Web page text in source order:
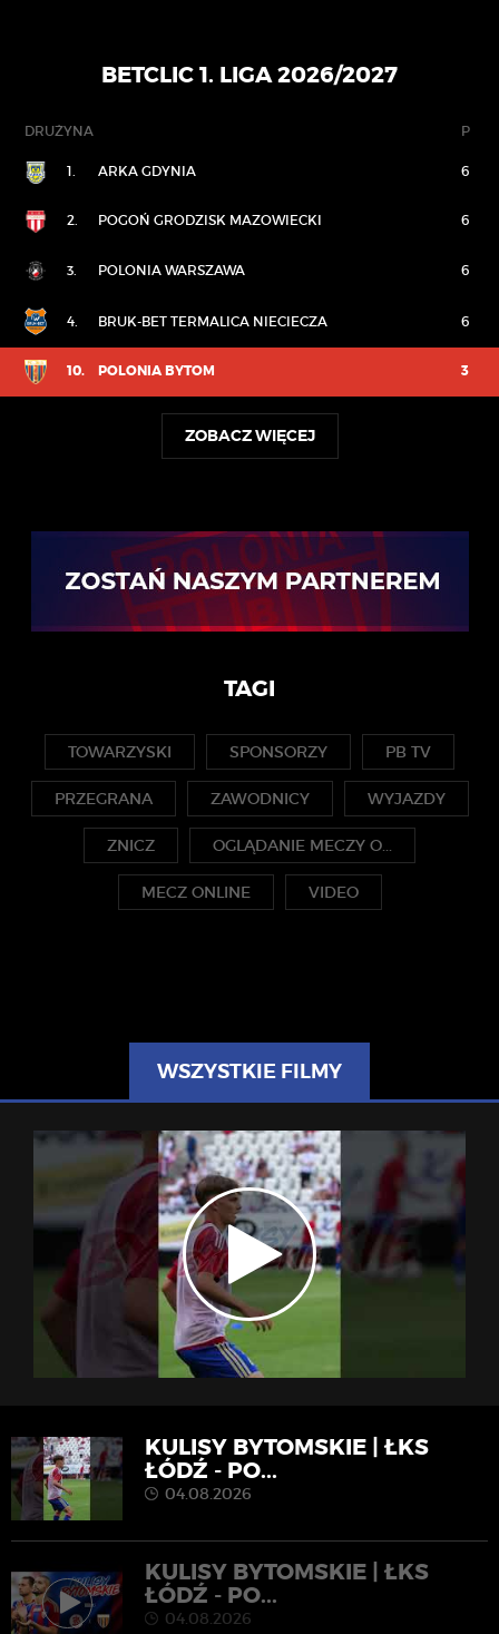
BETCLIC 1. LIGA 2026/2027
DRUŻYNA P
1. ARKA GDYNIA 6
2. POGOŃ GRODZISK MAZOWIECKI 6
3. POLONIA WARSZAWA 6
4. BRUK-BET TERMALICA NIECIECZA 6
10. POLONIA BYTOM 3
ZOBACZ WIĘCEJ
TAGI
TOWARZYSKI SPONSORZY PB TV
PRZEGRANA ZAWODNICY WYJAZDY
ZNICZ OGLĄDANIE MECZY O...
MECZ ONLINE VIDEO
WSZYSTKIE FILMY
KULISY BYTOMSKIE | ŁKS
ŁÓDŹ - PO...
04.08.2026
KULISY BYTOMSKIE | ŁKS
ŁÓDŹ - PO...
04.08.2026